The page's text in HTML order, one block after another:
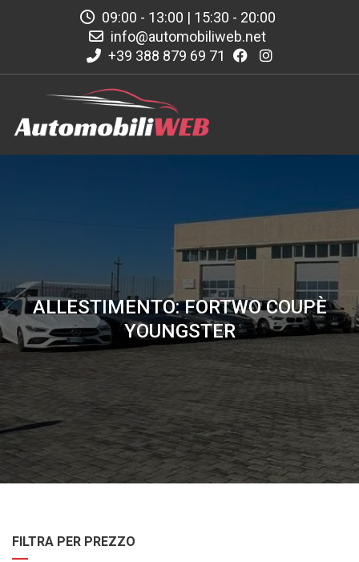
09:00 - 13:00 | 15:30 - 20:00
info@automobiliweb.net
+39 388 879 69 71
ALLESTIMENTO: FORTWO COUPÈ
YOUNGSTER
FILTRA PER PREZZO